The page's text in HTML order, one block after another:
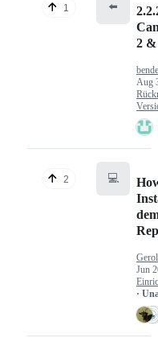
1 ⬅️
2 &
Aug
2 💻
Jun
·